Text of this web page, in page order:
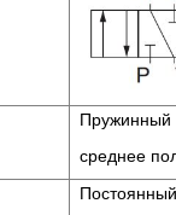
Пружинный
среднее